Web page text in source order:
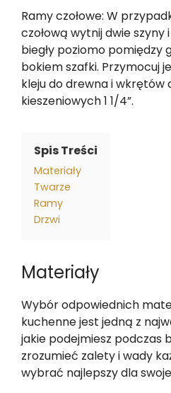
Ramy czołowe: W
czołową wytnij dwie szyny
biegły poziomo pomiędzy
bokiem szafki. Przymocuj
kleju do drewna i wkrętów
kieszeniowych 1 1/4”.
Spis Treści
Materiały
Twarze
Ramy
Drzwi
Materiały
Wybór odpowiednich
kuchenne jest jedną z
jakie podejmiesz podczas
zrozumieć zalety i wady
wybrać najlepszy dla